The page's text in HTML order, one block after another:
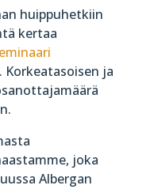
huippuhetkiin
kertaa
ja
joka
Albergan